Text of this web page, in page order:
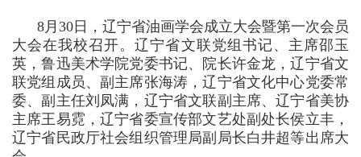
8月30日，辽宁省油画学会成立大会暨第一次会员
大会在我校召开。辽宁省文联党组书记、主席邵玉
英，鲁迅美术学院党委书记、院长许金龙，辽宁省文
联党组成员、副主席张海涛，辽宁省文化中心党委常
委、副主任刘凤满，辽宁省文联副主席、辽宁省美协
主席王易霓，辽宁省委宣传部文艺处副处长侯立丰，
辽宁省民政厅社会组织管理局副局长白井超等出席大